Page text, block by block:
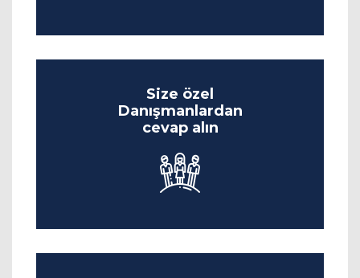
Size özel
Danışmanlardan
cevap alın